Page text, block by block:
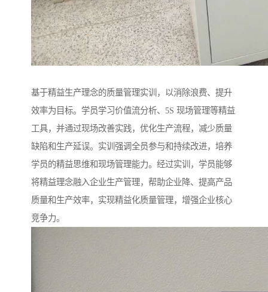
基于精益生产理念的质量管理实训，以消除浪费、提升
效率为目标。学员学习价值流分析、5S 现场管理等精益
工具，并通过现场改善实践，优化生产流程，减少质量
缺陷和生产延误。实训强调全员参与和持续改进，培养
学员的精益思维和现场管理能力。经过实训，学员能够
将精益理念融入企业生产管理，帮助企业降、提高产品
质量和生产效率，实现精益化质量管理，增强企业核心
竞争力。